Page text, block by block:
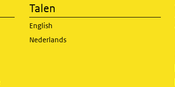
Talen
English
Nederlands